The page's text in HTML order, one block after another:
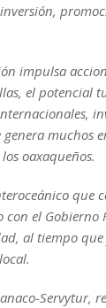
impulsa
el potencial
muchos
oaxaqueños.
que
el
al tiempo
Servytur,